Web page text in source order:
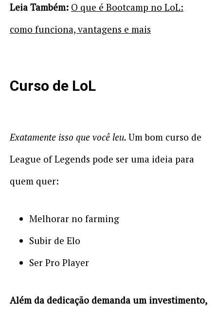
Leia Também: O que é Bootcamp no LoL:
como funciona, vantagens e mais
Curso de LoL
Exatamente isso que você leu. Um bom curso de
League of Legends pode ser uma ideia para
quem quer:
Melhorar no farming
Subir de Elo
Ser Pro Player
Além da dedicação demanda um investimento,